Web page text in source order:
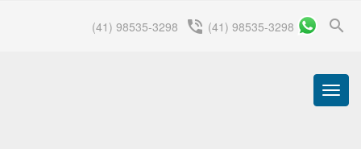
search
(41) 98535-3298 phone_in_talk (41) 98535-3298
Menu